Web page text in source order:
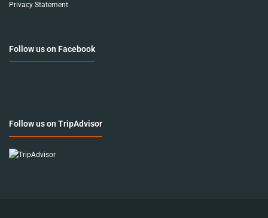
Privacy Statement
Follow us on Facebook
Follow us on TripAdvisor